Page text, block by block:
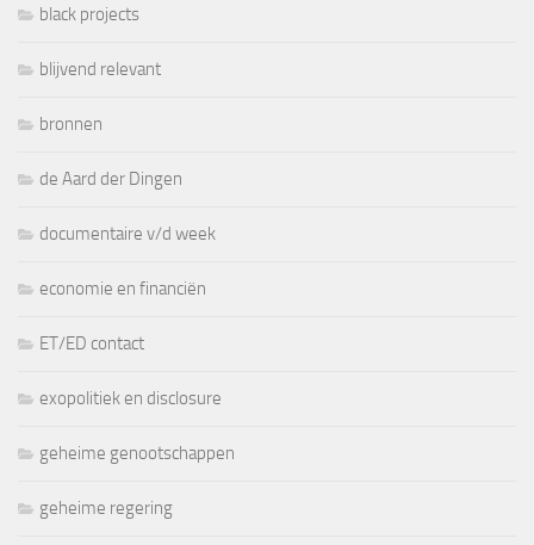
black projects
blijvend relevant
bronnen
de Aard der Dingen
documentaire v/d week
economie en financiën
ET/ED contact
exopolitiek en disclosure
geheime genootschappen
geheime regering